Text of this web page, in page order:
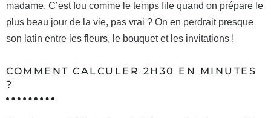
madame. C’est fou comme le temps file quand on prépare le
plus beau jour de la vie, pas vrai ? On en perdrait presque
son latin entre les fleurs, le bouquet et les invitations !
COMMENT CALCULER 2H30 EN MINUTES
?